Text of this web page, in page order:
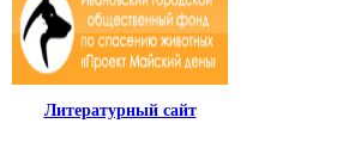
Литературный сайт